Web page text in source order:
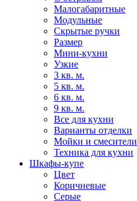
Малогабаритные
Модульные
Скрытые ручки
Размер
Мини-кухни
Узкие
3 кв. м.
5 кв. м.
6 кв. м.
9 кв. м.
Все для кухни
Варианты отделки
Мойки и смесители
Техника для кухни
Шкафы-купе
Цвет
Коричневые
Серые